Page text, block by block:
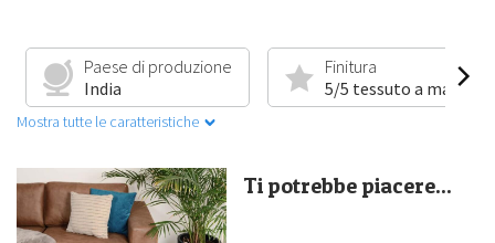
Paese di produzione
India
Finitura
5/5 tessuto a mano
Mostra tutte le caratteristiche
Ti potrebbe piacere...